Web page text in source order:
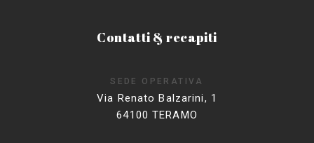
Contatti & recapiti
SEDE OPERATIVA
Via Renato Balzarini, 1
64100 TERAMO